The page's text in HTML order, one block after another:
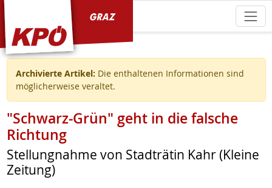
Archivierte Artikel: Die enthaltenen Informationen sind
möglicherweise veraltet.
"Schwarz-Grün" geht in die falsche
Richtung
Stellungnahme von Stadträtin Kahr (Kleine
Zeitung)